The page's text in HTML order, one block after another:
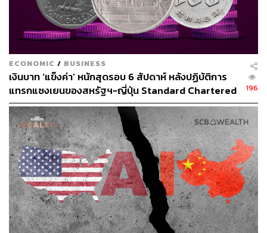
ECONOMIC / BUSINESS
เงินบาท ‘แข็งค่า’ หนักสุดรอบ 6 สัปดาห์ หลังปฏิบัติการ
แทรกแซงเยนของสหรัฐฯ-ญี่ปุ่น Standard Chartered
เปิดเป้าสิ้นปีนี้จ่อแข็งต่อแตะ 32.50 บาทต่อดอลลาร์
196